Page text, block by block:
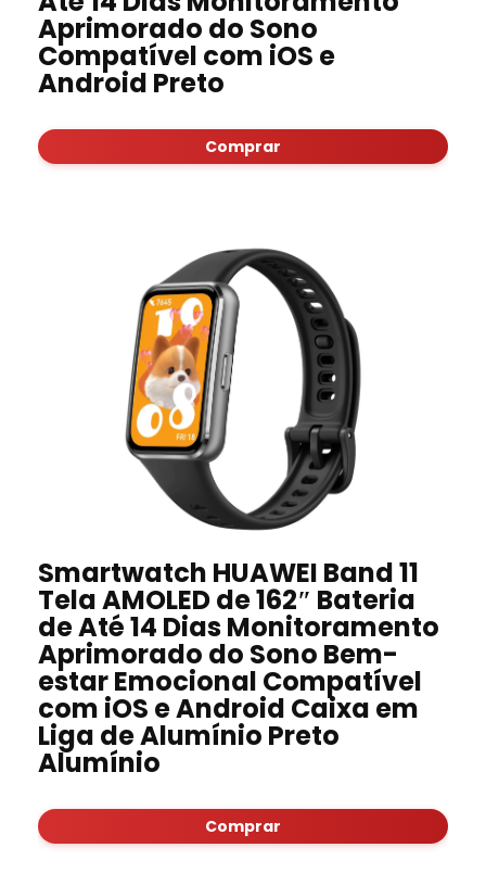
Aprimorado do Sono
Compatível com iOS e
Android Preto
Comprar
Smartwatch HUAWEI Band 11
Tela AMOLED de 162″ Bateria
de Até 14 Dias Monitoramento
Aprimorado do Sono Bem-
estar Emocional Compatível
com iOS e Android Caixa em
Liga de Alumínio Preto
Alumínio
Comprar